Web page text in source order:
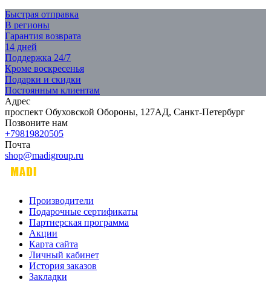
Быстрая отправка
В регионы
Гарантия возврата
14 дней
Поддержка 24/7
Кроме воскресенья
Подарки и скидки
Постоянным клиентам
Адрес
проспект Обуховской Обороны, 127АД, Санкт-Петербург
Позвоните нам
+79819820505
Почта
shop@madigroup.ru
Производители
Подарочные сертификаты
Партнерская программа
Акции
Карта сайта
Личный кабинет
История заказов
Закладки